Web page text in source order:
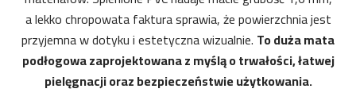
a lekko chropowata faktura sprawia, że powierzchnia jest
przyjemna w dotyku i estetyczna wizualnie. To duża mata
podłogowa zaprojektowana z myślą o trwałości, łatwej
pielęgnacji oraz bezpieczeństwie użytkowania.